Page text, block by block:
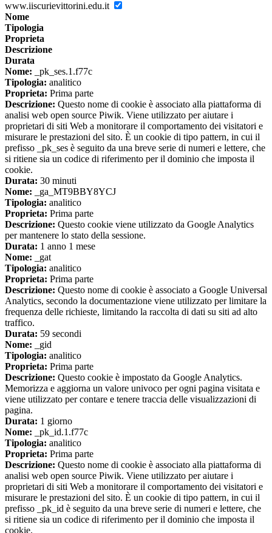
www.iiscurievittorini.edu.it
Nome
Tipologia
Proprieta
Descrizione
Durata
Nome: _pk_ses.1.f77c
Tipologia: analitico
Proprieta: Prima parte
Descrizione: Questo nome di cookie è associato alla piattaforma di
analisi web open source Piwik. Viene utilizzato per aiutare i
proprietari di siti Web a monitorare il comportamento dei visitatori e
misurare le prestazioni del sito. È un cookie di tipo pattern, in cui il
prefisso _pk_ses è seguito da una breve serie di numeri e lettere, che
si ritiene sia un codice di riferimento per il dominio che imposta il
cookie.
Durata: 30 minuti
Nome: _ga_MT9BBY8YCJ
Tipologia: analitico
Proprieta: Prima parte
Descrizione: Questo cookie viene utilizzato da Google Analytics
per mantenere lo stato della sessione.
Durata: 1 anno 1 mese
Nome: _gat
Tipologia: analitico
Proprieta: Prima parte
Descrizione: Questo nome di cookie è associato a Google Universal
Analytics, secondo la documentazione viene utilizzato per limitare la
frequenza delle richieste, limitando la raccolta di dati su siti ad alto
traffico.
Durata: 59 secondi
Nome: _gid
Tipologia: analitico
Proprieta: Prima parte
Descrizione: Questo cookie è impostato da Google Analytics.
Memorizza e aggiorna un valore univoco per ogni pagina visitata e
viene utilizzato per contare e tenere traccia delle visualizzazioni di
pagina.
Durata: 1 giorno
Nome: _pk_id.1.f77c
Tipologia: analitico
Proprieta: Prima parte
Descrizione: Questo nome di cookie è associato alla piattaforma di
analisi web open source Piwik. Viene utilizzato per aiutare i
proprietari di siti Web a monitorare il comportamento dei visitatori e
misurare le prestazioni del sito. È un cookie di tipo pattern, in cui il
prefisso _pk_id è seguito da una breve serie di numeri e lettere, che
si ritiene sia un codice di riferimento per il dominio che imposta il
cookie.